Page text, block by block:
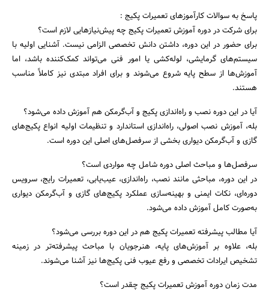
پاسخ به سوالات کارآموزهای تعمیرات پکیج :
برای شرکت در دوره آموزش تعمیرات پکیج چه پیش‌نیازهایی لازم است؟
برای حضور در این دوره، داشتن دانش تخصصی الزامی نیست. آشنایی اولیه با
سیستم‌های گرمایشی، لوله‌کشی یا امور فنی می‌تواند کمک‌کننده باشد، اما
آموزش‌ها از سطح پایه شروع می‌شوند و برای افراد مبتدی نیز کاملاً مناسب
هستند.
آیا در این دوره نصب و راه‌اندازی پکیج و آب‌گرمکن هم آموزش داده می‌شود؟
بله، آموزش نصب اصولی، راه‌اندازی استاندارد و تنظیمات اولیه انواع پکیج‌های
گازی و آب‌گرمکن دیواری بخشی از سرفصل‌های اصلی این دوره است.
سرفصل‌ها و مباحث اصلی دوره شامل چه مواردی است؟
در این دوره، مباحثی مانند نصب، راه‌اندازی، عیب‌یابی، تعمیرات رایج، سرویس
دوره‌ای، نکات ایمنی و بهینه‌سازی عملکرد پکیج‌های گازی و آب‌گرمکن دیواری
به‌صورت کامل آموزش داده می‌شود.
آیا مطالب پیشرفته تعمیرات پکیج هم در این دوره بررسی می‌شود؟
بله، علاوه بر آموزش‌های پایه، هنرجویان با مباحث پیشرفته‌تر در زمینه
تشخیص ایرادات تخصصی و رفع عیوب فنی پکیج‌ها نیز آشنا می‌شوند.
مدت زمان دوره آموزش تعمیرات پکیج چقدر است؟